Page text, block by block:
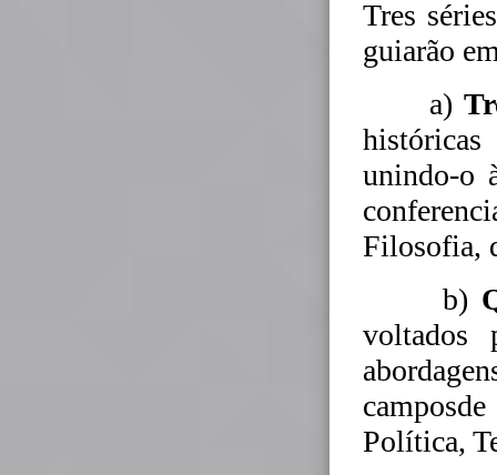
Tres
guiarão
a)
unindo-o
Filosofia,
b)
voltados
Política,